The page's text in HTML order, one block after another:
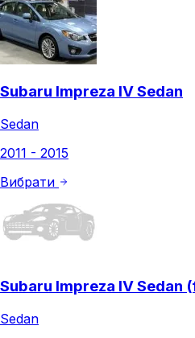
Subaru Impreza IV Sedan
Sedan
2011 - 2015
Вибрати
Subaru Impreza IV Sedan
Sedan